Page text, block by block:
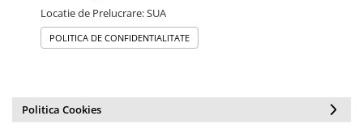
Locatie de Prelucrare: SUA
POLITICA DE CONFIDENTIALITATE
Politica Cookies